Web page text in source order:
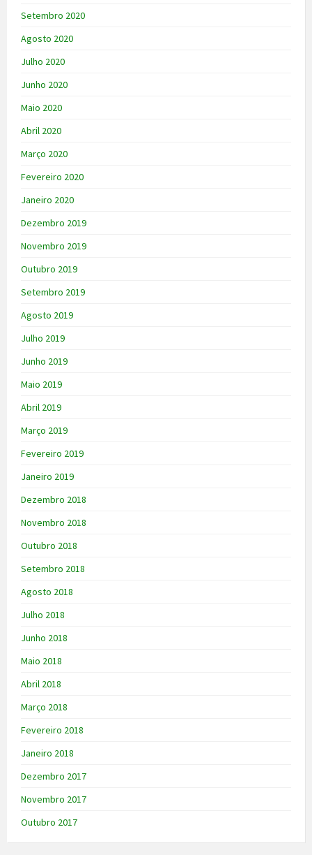
Setembro 2020
Agosto 2020
Julho 2020
Junho 2020
Maio 2020
Abril 2020
Março 2020
Fevereiro 2020
Janeiro 2020
Dezembro 2019
Novembro 2019
Outubro 2019
Setembro 2019
Agosto 2019
Julho 2019
Junho 2019
Maio 2019
Abril 2019
Março 2019
Fevereiro 2019
Janeiro 2019
Dezembro 2018
Novembro 2018
Outubro 2018
Setembro 2018
Agosto 2018
Julho 2018
Junho 2018
Maio 2018
Abril 2018
Março 2018
Fevereiro 2018
Janeiro 2018
Dezembro 2017
Novembro 2017
Outubro 2017